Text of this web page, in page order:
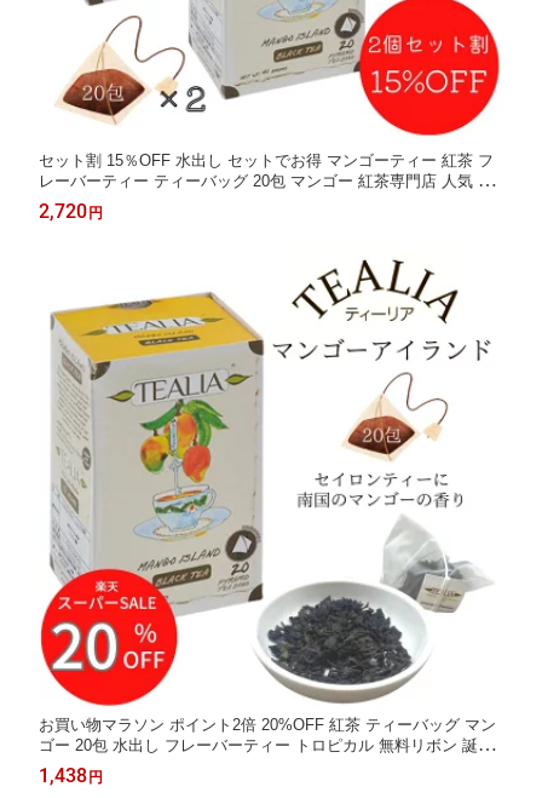
セット割 15％OFF 水出し セットでお得 マンゴーティー 紅茶 フ
レーバーティー ティーバッグ 20包 マンゴー 紅茶専門店 人気 無
糖 水出し 誕生日 退職 ギフト かわいい おしゃれ プレゼント セイ
ロンティー 送料無料 高品質 健康 紅茶専門店
2,720 円
お買い物マラソン ポイント2倍 20%OFF 紅茶 ティーバッグ マン
ゴー 20包 水出し フレーバーティー トロピカル 無料リボン 誕生
日 引越し 人気 甘くない 紅茶専門店 無糖 かわいい おしゃれ ギフ
ト プレゼント セイロンティースリランカ産 高品質 ビタミン 健康
1,438 円